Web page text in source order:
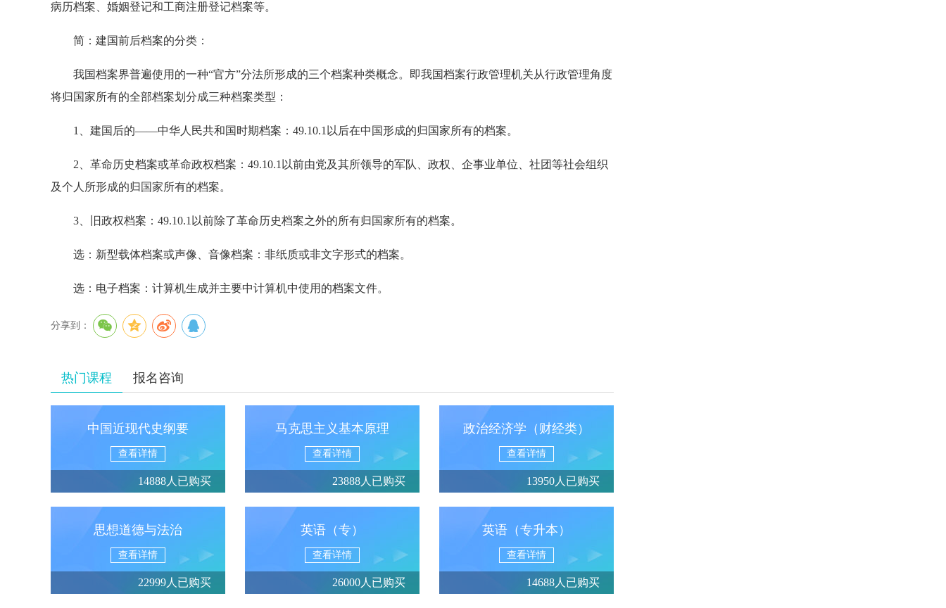
病历档案、婚姻登记和工商注册登记档案等。
简：建国前后档案的分类：
我国档案界普遍使用的一种“官方”分法所形成的三个档案种类概念。即我国档案行政管理机关从行政管理角度
将归国家所有的全部档案划分成三种档案类型：
1、建国后的——中华人民共和国时期档案：49.10.1以后在中国形成的归国家所有的档案。
2、革命历史档案或革命政权档案：49.10.1以前由党及其所领导的军队、政权、企事业单位、社团等社会组织
及个人所形成的归国家所有的档案。
3、旧政权档案：49.10.1以前除了革命历史档案之外的所有归国家所有的档案。
选：新型载体档案或声像、音像档案：非纸质或非文字形式的档案。
选：电子档案：计算机生成并主要中计算机中使用的档案文件。
分享到：
热门课程 报名咨询
中国近现代史纲要
查看详情
14888人已购买
马克思主义基本原理
查看详情
23888人已购买
政治经济学（财经类）
查看详情
13950人已购买
思想道德与法治
查看详情
22999人已购买
英语（专）
查看详情
26000人已购买
英语（专升本）
查看详情
14688人已购买